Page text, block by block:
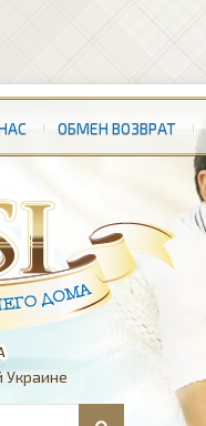
ОБМЕН ВОЗВРАТ
Украине